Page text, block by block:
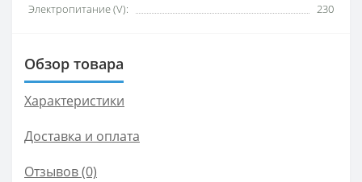
Электропитание (V):
230
Обзор товара
Характеристики
Доставка и оплата
Отзывов (0)